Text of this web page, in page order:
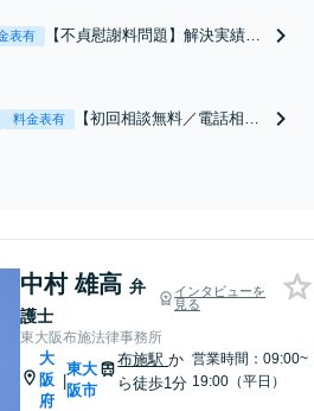
表有
【不貞慰謝料問題】解決実績多
します。早期解決を意識し、示
談交渉を行います。【離婚、親
料金表有
【初回相談無料／電話相談
細やかに対応いたします
設に入所中の方もご相談く
ださい】【子連れ相談・車
いす利用可】
中村 雄高 弁
護士
インタビューを
見る
東大阪布施法律事務所
大
阪
府
|
東大
阪市
布施駅か
ら徒歩1分
営業時間：09:00~
19:00（平日）